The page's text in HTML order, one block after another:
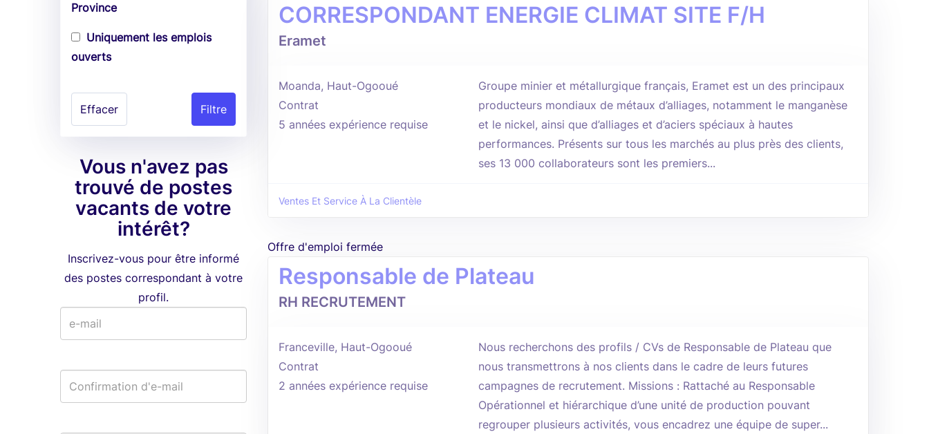
Province
Uniquement les emplois
ouverts
Effacer
Vous n'avez pas
trouvé de postes
vacants de votre
intérêt?
Inscrivez-vous pour être informé
des postes correspondant à votre
profil.
CORRESPONDANT ENERGIE CLIMAT SITE F/H
Eramet
Moanda, Haut-Ogooué
Contrat
5 années expérience requise
Groupe minier et métallurgique français, Eramet est un des principaux
producteurs mondiaux de métaux d’alliages, notamment le manganèse
et le nickel, ainsi que d’alliages et d’aciers spéciaux à hautes
performances. Présents sur tous les marchés au plus près des clients,
ses 13 000 collaborateurs sont les premiers...
Ventes Et Service À La Clientèle
Offre d'emploi fermée
Responsable de Plateau
RH RECRUTEMENT
Franceville, Haut-Ogooué
Contrat
2 années expérience requise
Nous recherchons des profils / CVs de Responsable de Plateau que
nous transmettrons à nos clients dans le cadre de leurs futures
campagnes de recrutement. Missions : Rattaché au Responsable
Opérationnel et hiérarchique d’une unité de production pouvant
regrouper plusieurs activités, vous encadrez une équipe de super...